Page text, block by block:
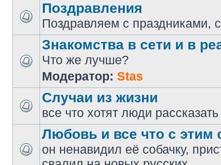
Поздравления
Поздравляем с праздниками,
Знакомства в сети и в
Что же лучше?
Модератор: Stas
Случаи из жизни
все что хотят люди
Любовь и все что с этим
он ненавидил её собачку,